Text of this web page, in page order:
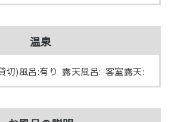
温泉
切)風呂:有り 露天風呂: 客室露天: